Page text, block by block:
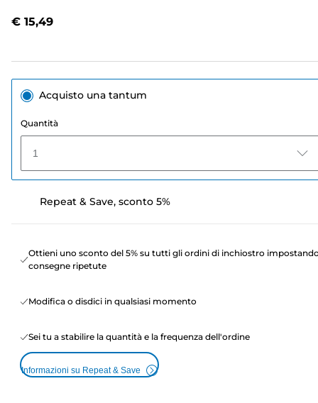
€ 15,49
Acquisto una tantum
Quantità
1
Repeat & Save, sconto 5%
Ottieni uno sconto del 5% su tutti gli ordini di inchiostro
consegne ripetute
Modifica o disdici in qualsiasi momento
Sei tu a stabilire la quantità e la frequenza dell'ordine
Informazioni su Repeat & Save